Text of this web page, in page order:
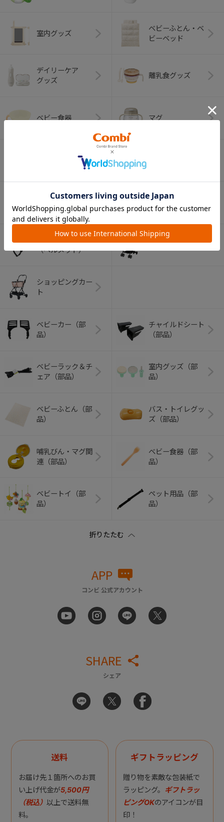
室内グッズ
ベビーふとん・ベ
ビーベッド
デイリーケア
グッズ
離乳食グッズ
ベビー食器 マグ
おはし・スプー
オーラルケア
（お口のケア）
ベビートイ
（ヘルメット）
ペット用品
ショッピングカー
ト
ベビーカー（部
品）
チャイルドシート
（部品）
ベビーラック＆チ
ェア（部品）
室内グッズ（部
品）
ベビーふとん（部
品）
バス・トイレグッ
ズ（部品）
哺乳びん・マグ関
連（部品）
ベビー食器（部
品）
ベビートイ（部
品）
ペット用品（部
品）
APP
コンビ 公式アカウント
SHARE
シェア
送料
お届け先１箇所へのお買
い上げ代金が5,500円
（税込） 以上で送料無
料。
ギフトラッピング
贈り物を素敵な包装紙で
ラッピング。 ギフトラッ
ピングOKのアイコンが目
印！